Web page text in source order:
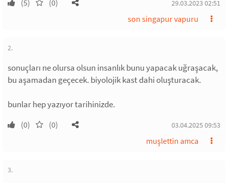
(5) (0) 29.03.2023 02:51
son singapur vapuru
2.
sonuçları ne olursa olsun insanlık bunu yapacak uğraşacak,
bu aşamadan geçecek. biyolojik kast dahi oluşturacak.
bunlar hep yazıyor tarihinizde.
(0) (0) 03.04.2025 09:53
muşlettin amca
3.